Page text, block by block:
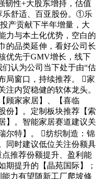
韧性+大股东增持，估值
乐舒适、百亚股份。①乐
产贡献下半年增量，大
力与本土化优势，空白的
的品类延伸，看好公司长
优先于GMV增长，线下
认为公司当下处于由“估
局窗口，持续推荐。 家
注内贸稳健的软体龙头。
顾家家居】、【喜临
份】。定制板块推荐【索
】。智能家居赛道建议关
尔特】。 纺织制造：锦
同时建议低位关注份额具
推荐份额提升、盈利能
期提升的【晶苑国际】；
力有望随新工厂爬坡修